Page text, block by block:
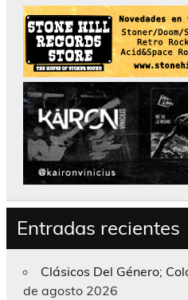
Entradas recientes
Clásicos Del Género;
de agosto 2026